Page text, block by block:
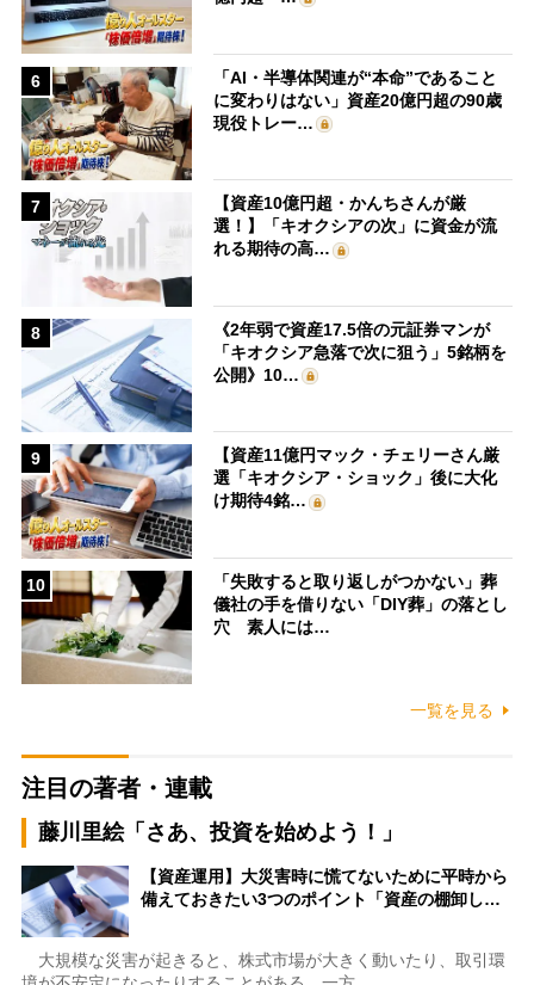
6
「AI・半導体関連が“本命”であること
に変わりはない」資産20億円超の90歳
現役トレー…
7
【資産10億円超・かんちさんが厳
選！】「キオクシアの次」に資金が流
れる期待の高…
8
《2年弱で資産17.5倍の元証券マンが
「キオクシア急落で次に狙う」5銘柄を
公開》10…
9
【資産11億円マック・チェリーさん厳
選「キオクシア・ショック」後に大化
け期待4銘…
10
「失敗すると取り返しがつかない」葬
儀社の手を借りない「DIY葬」の落とし
穴 素人には…
一覧を見る
注目の著者・連載
藤川里絵「さあ、投資を始めよう！」
【資産運用】大災害時に慌てないために平時から
備えておきたい3つのポイント「資産の棚卸し…
大規模な災害が起きると、株式市場が大きく動いたり、取引環